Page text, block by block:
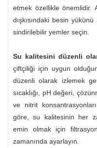
etmek özellikle önemlidir.
dışkısındaki besin
sindirilebilir yemler seçin.
Su kalitesini düzenli
çiftçiliği için uygun
düzenli olarak izlemek
sıcaklığı, pH değeri,
ve nitrit
göre, su kalitesinin her
emin olmak için
zamanında ayarlayın.